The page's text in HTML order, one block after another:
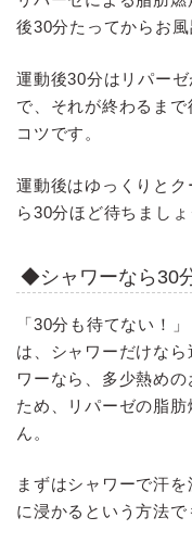
後30分たってからお風
運動後30分はリパー
で、それが終わるま
コツです。
運動後はゆっくりと
ら30分ほど待ちましょ
◆シャワーなら30
「30分も待てない！
は、シャワーだけな
ワーなら、多少熱め
ため、リパーゼの脂
ん。
まずはシャワーで汗
に浸かるという方法で